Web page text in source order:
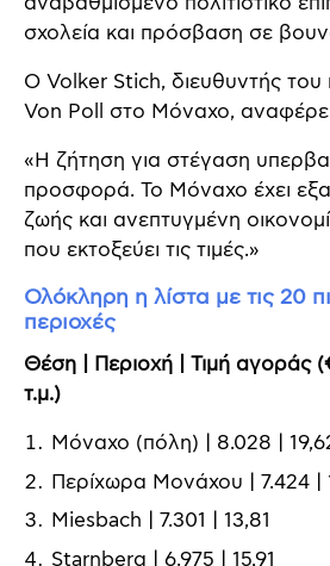
σχολεία και πρόσβαση σε
Ο Volker Stich, διευθυντής του
Von Poll στο Μόναχο, αναφέρει
«Η ζήτηση για στέγαση
προσφορά. Το Μόναχο έχει
ζωής και ανεπτυγμένη
που εκτοξεύει τις τιμές.»
Ολόκληρη η λίστα με τις 20
περιοχές
Θέση | Περιοχή | Τιμή αγοράς
τ.μ.)
Μόναχο (πόλη) | 8.028 |
Περίχωρα Μονάχου | 7.424 |
Miesbach | 7.301 | 13,81
Starnberg | 6.975 | 15,91